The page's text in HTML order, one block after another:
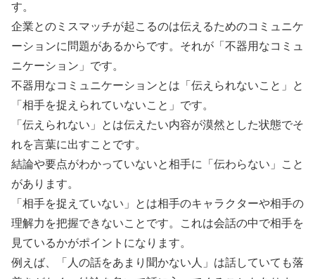
す。
企業とのミスマッチが起こるのは伝えるためのコミュニケ
ーションに問題があるからです。それが「不器用なコミュ
ニケーション」です。
不器用なコミュニケーションとは「伝えられないこと」と
「相手を捉えられていないこと」です。
「伝えられない」とは伝えたい内容が漠然とした状態でそ
れを言葉に出すことです。
結論や要点がわかっていないと相手に「伝わらない」こと
があります。
「相手を捉えていない」とは相手のキャラクターや相手の
理解力を把握できないことです。これは会話の中で相手を
見ているかがポイントになります。
例えば、「人の話をあまり聞かない人」は話していても落